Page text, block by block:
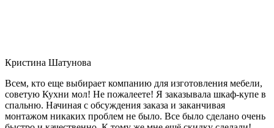
Кристина Шатунова
Всем, кто еще выбирает компанию для изготовления мебели,
советую Кухни мол! Не пожалеете! Я заказывала шкаф-купе в
спальню. Начиная с обсуждения заказа и заканчивая
монтажом никаких проблем не было. Все было сделано очень